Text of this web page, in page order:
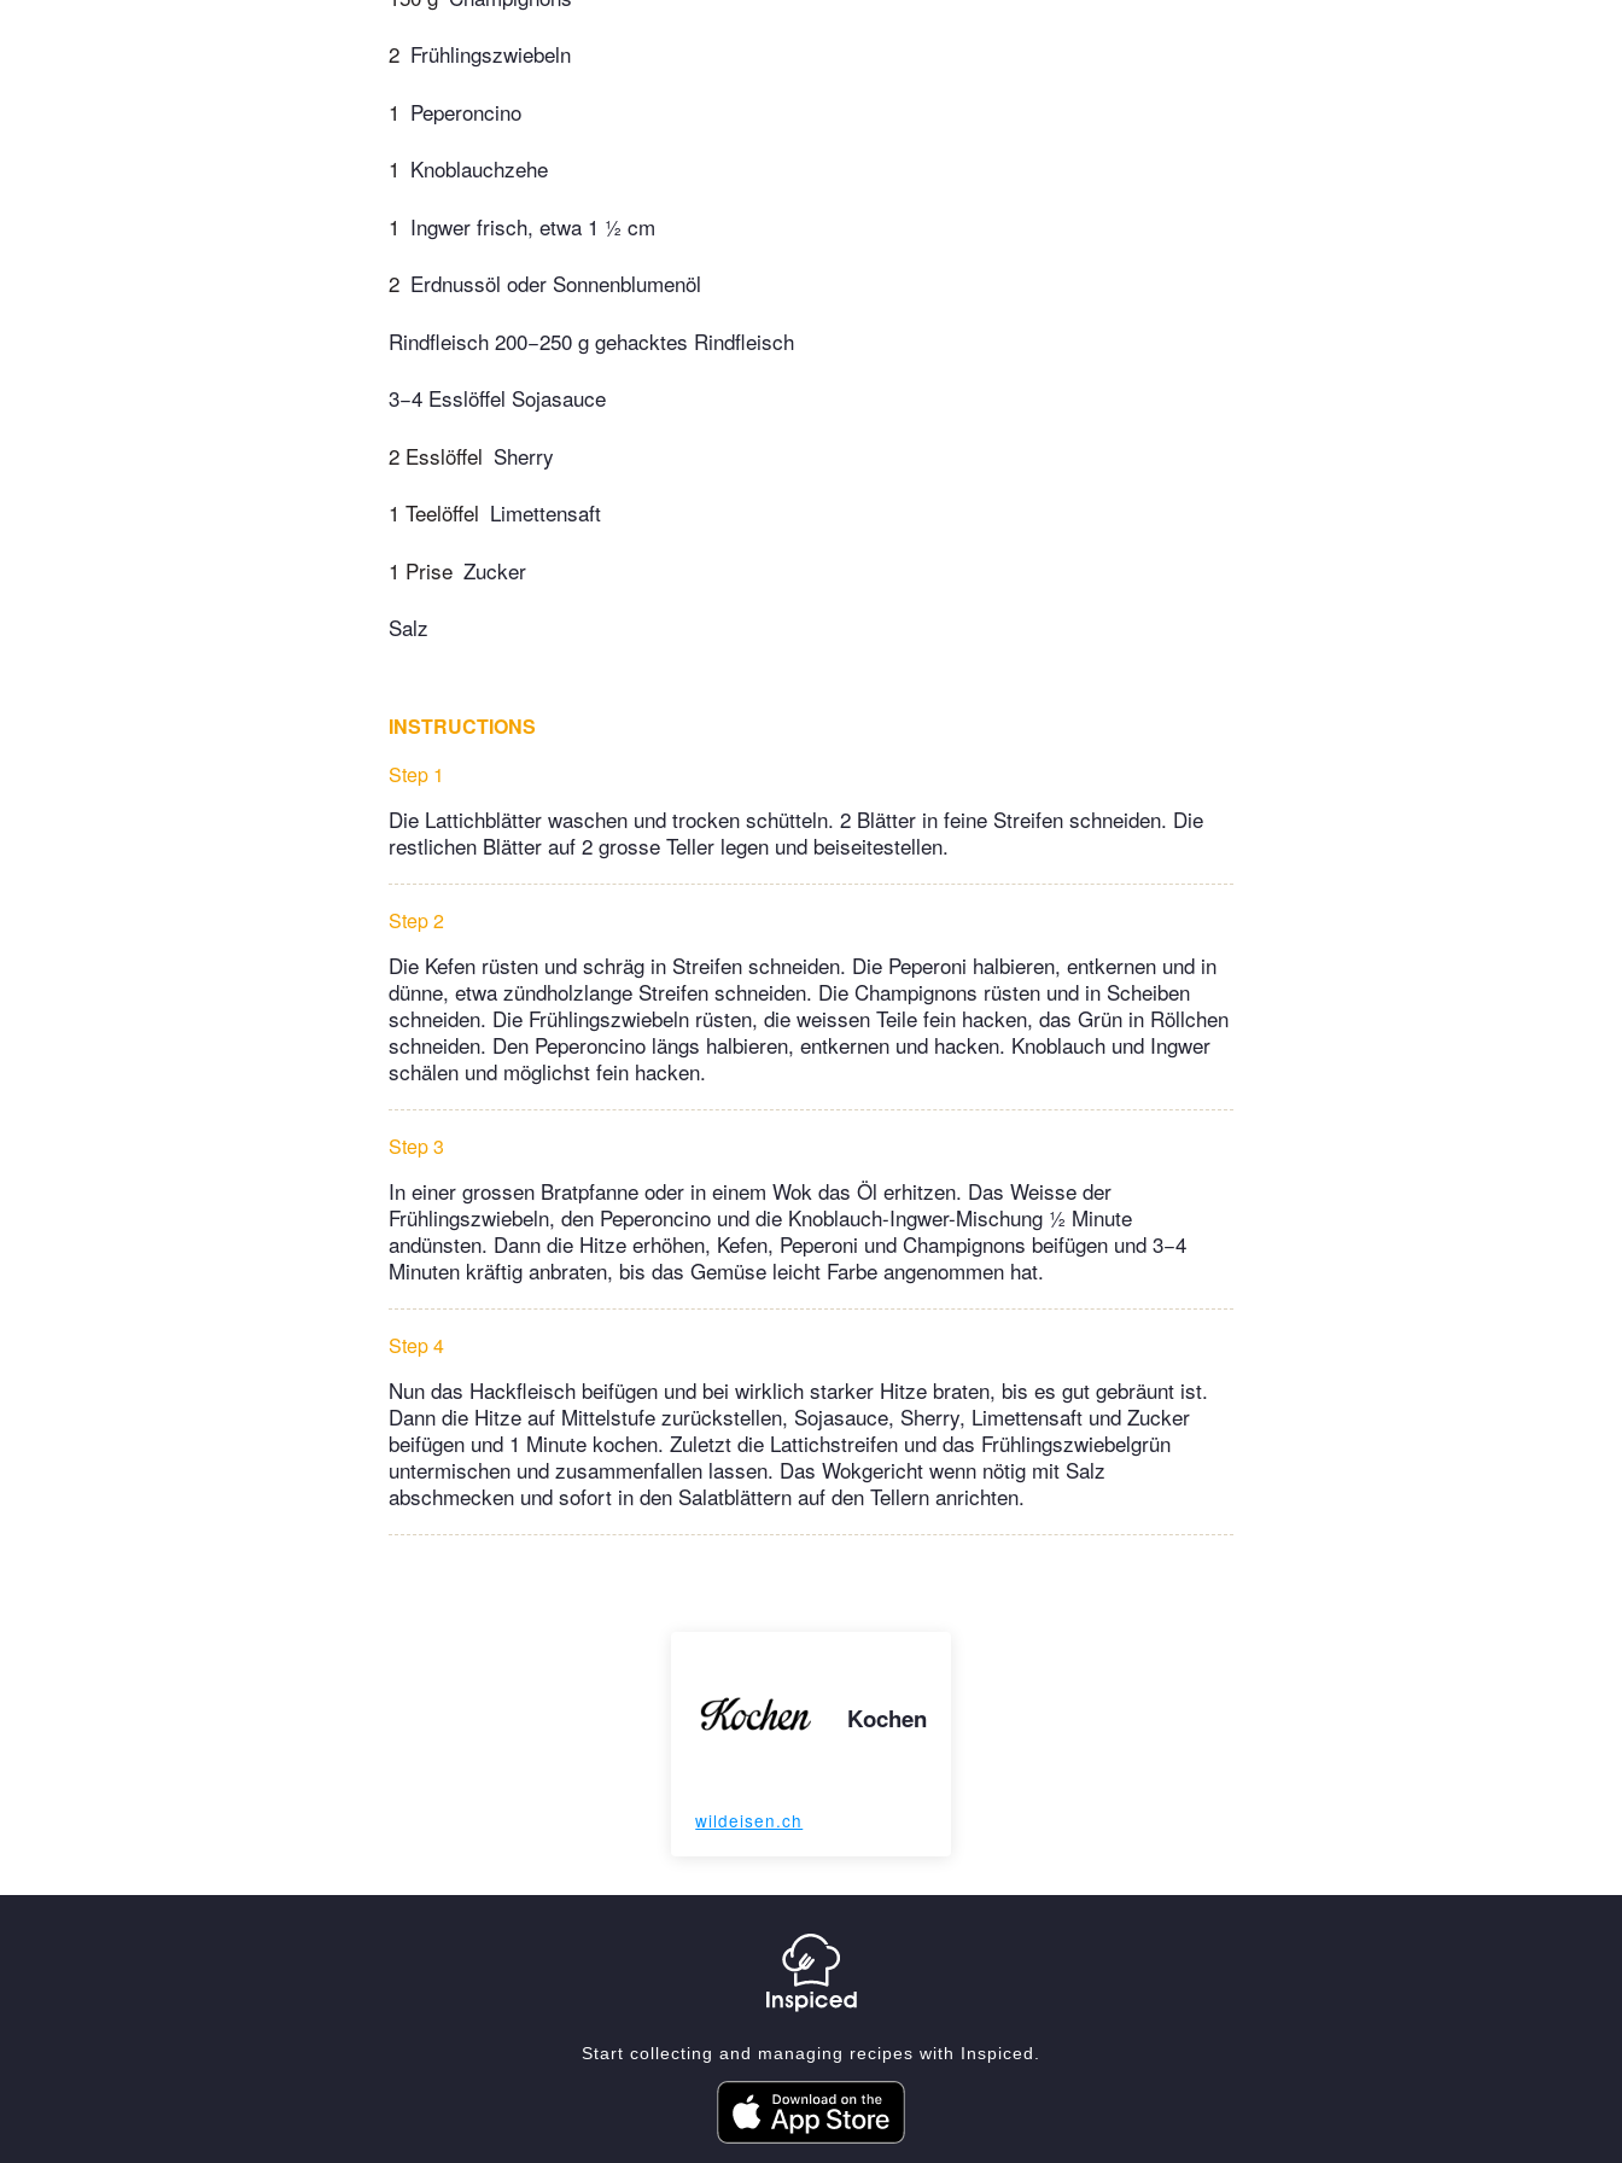
2 Frühlingszwiebeln
1 Peperoncino
1 Knoblauchzehe
1 Ingwer frisch, etwa 1 ½ cm
2 Erdnussöl oder Sonnenblumenöl
Rindfleisch 200−250 g gehacktes Rindfleisch
3−4 Esslöffel Sojasauce
2 Esslöffel Sherry
1 Teelöffel Limettensaft
1 Prise Zucker
Salz
INSTRUCTIONS
Step 1
Die Lattichblätter waschen und trocken schütteln. 2 Blätter in feine Streifen schneiden. Die
restlichen Blätter auf 2 grosse Teller legen und beiseitestellen.
Step 2
Die Kefen rüsten und schräg in Streifen schneiden. Die Peperoni halbieren, entkernen und in
dünne, etwa zündholzlange Streifen schneiden. Die Champignons rüsten und in Scheiben
schneiden. Die Frühlingszwiebeln rüsten, die weissen Teile fein hacken, das Grün in Röllchen
schneiden. Den Peperoncino längs halbieren, entkernen und hacken. Knoblauch und Ingwer
schälen und möglichst fein hacken.
Step 3
In einer grossen Bratpfanne oder in einem Wok das Öl erhitzen. Das Weisse der
Frühlingszwiebeln, den Peperoncino und die Knoblauch-Ingwer-Mischung ½ Minute
andünsten. Dann die Hitze erhöhen, Kefen, Peperoni und Champignons beifügen und 3−4
Minuten kräftig anbraten, bis das Gemüse leicht Farbe angenommen hat.
Step 4
Nun das Hackfleisch beifügen und bei wirklich starker Hitze braten, bis es gut gebräunt ist.
Dann die Hitze auf Mittelstufe zurückstellen, Sojasauce, Sherry, Limettensaft und Zucker
beifügen und 1 Minute kochen. Zuletzt die Lattichstreifen und das Frühlingszwiebelgrün
untermischen und zusammenfallen lassen. Das Wokgericht wenn nötig mit Salz
abschmecken und sofort in den Salatblättern auf den Tellern anrichten.
Kochen
wildeisen.ch
Start collecting and managing recipes with Inspiced.